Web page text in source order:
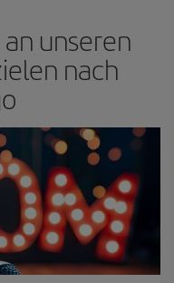
unseren
nach